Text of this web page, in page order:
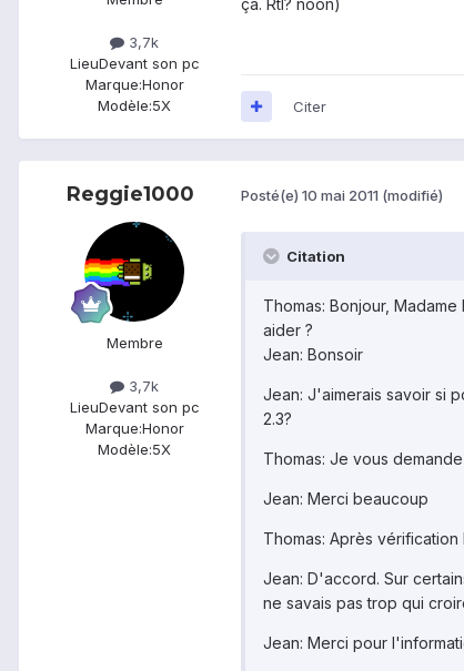
3,7k
LieuDevant son pc
Marque:Honor
Modèle:5X Citer
Reggie1000
Membre
3,7k
LieuDevant son pc
Marque:Honor
Modèle:5X
Posté(e) 10 mai 2011 (modifié)
Citation
Thomas: Bonjour,
aider ?
Jean: Bonsoir
Jean: J'aimerais savoir si
2.3?
Thomas: Je vous
Jean: Merci beaucoup
Thomas: Après
Jean: D'accord. Sur
ne savais pas trop qui
Jean: Merci pour